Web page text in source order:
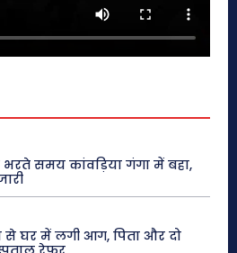
समय कांवड़िया गंगा में बहा,
से घर में लगी आग, पिता और दो